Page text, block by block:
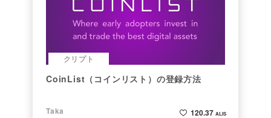
クリプト
CoinList（コインリスト）の登録方法
Taka
120.37 ALIS